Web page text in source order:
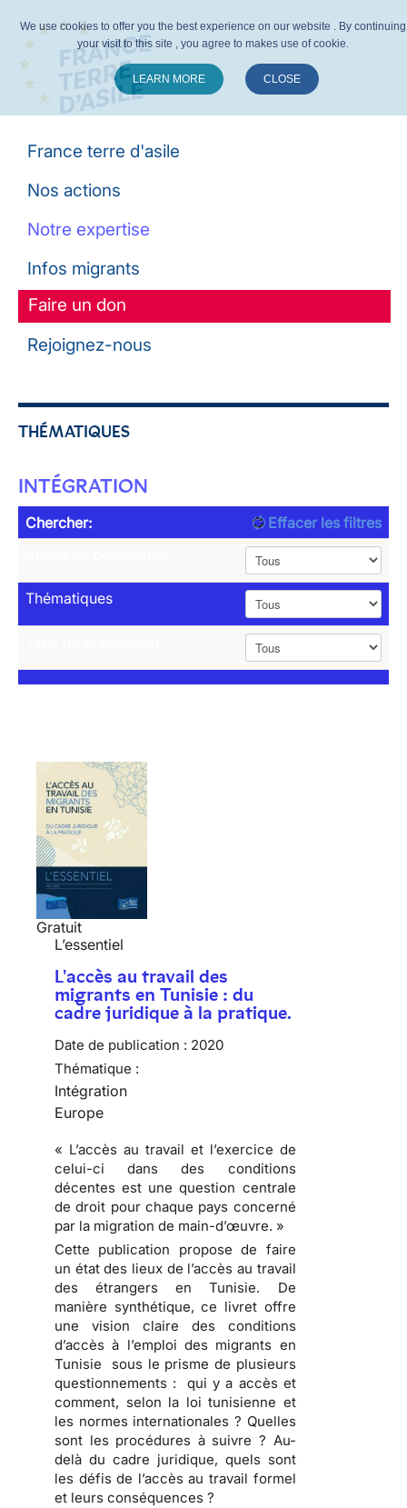
France terre d'asile
Nos actions
Notre expertise
Infos migrants
Faire un don
Rejoignez-nous
THÉMATIQUES
INTÉGRATION
Chercher:
Effacer les filtres
Thématiques
Gratuit
L’essentiel
L'accès au travail des
migrants en Tunisie : du
cadre juridique à la pratique.
Date de publication : 2020
Thématique :
Intégration
Europe
« L’accès au travail et l’exercice de
celui-ci dans des conditions
décentes est une question centrale
de droit pour chaque pays concerné
par la migration de main-d’œuvre. »
Cette publication propose de faire
un état des lieux de l’accès au travail
des étrangers en Tunisie. De
manière synthétique, ce livret offre
une vision claire des conditions
d’accès à l’emploi des migrants en
Tunisie sous le prisme de plusieurs
questionnements : qui y a accès et
comment, selon la loi tunisienne et
les normes internationales ? Quelles
sont les procédures à suivre ? Au-
delà du cadre juridique, quels sont
les défis de l’accès au travail formel
et leurs conséquences ?
We use cookies to offer you the best experience on our website . By continuing
your visit to this site , you agree to makes use of cookie.
LEARN MORE CLOSE